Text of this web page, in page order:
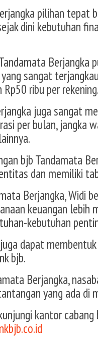
pilihan tepat
dini kebutuhan
Berjangka
sangat
ribu per
juga sangat
per bulan, jangka
bjb Tandamata
dan memiliki
Berjangka, Widi
keuangan lebih
kebutuhan
dapat
bjb.
Berjangka,
yang ada di
kantor